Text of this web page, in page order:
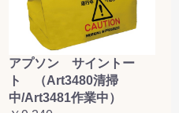
アプソン サイントー
ト （Art3480清掃
中/Art3481作業中）